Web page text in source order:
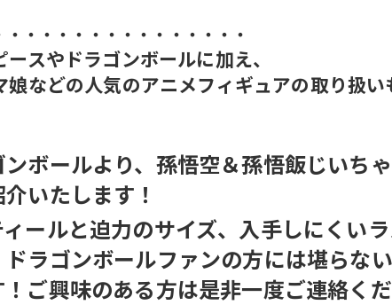
・・・・・・・・・・・・・・・
スやドラゴンボールに加え、
娘などの人気のアニメフィギュアの取り扱い
ボールより、孫悟空＆孫悟飯じいち
いたします！
ールと迫力のサイズ、入手しにくい
ラゴンボールファンの方には堪らな
ご興味のある方は是非一度ご連絡く